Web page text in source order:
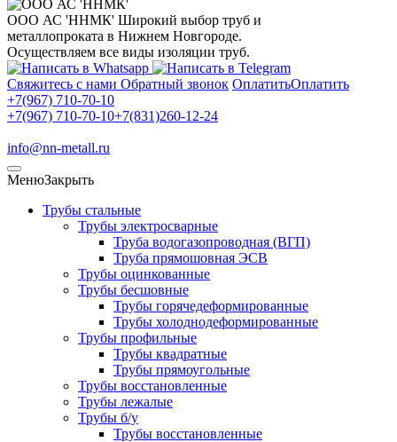
ООО АС 'ННМК' Широкий выбор труб и
металлопроката в Нижнем Новгороде.
Осуществляем все виды изоляции труб.
Свяжитесь с нами Обратный звонок ОплатитьОплатить
+7(967) 710-70-10
+7(967) 710-70-10+7(831)260-12-24
info@nn-metall.ru
МенюЗакрыть
Трубы стальные
Трубы электросварные
Труба водогазопроводная (ВГП)
Труба прямошовная ЭСВ
Трубы оцинкованные
Трубы бесшовные
Трубы горячедеформированные
Трубы холоднодеформированные
Трубы профильные
Трубы квадратные
Трубы прямоугольные
Трубы восстановленные
Трубы лежалые
Трубы б/у
Трубы восстановленные